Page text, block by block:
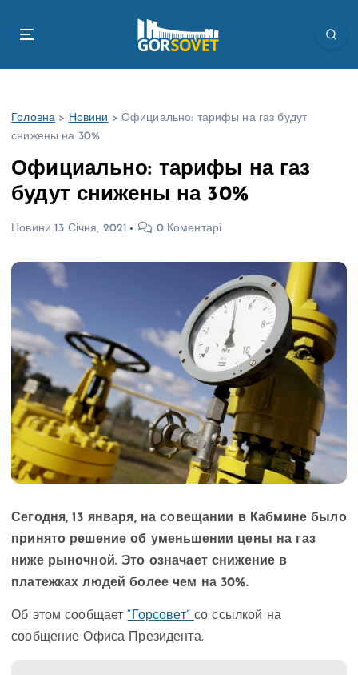
Головна > Новини > Официально: тарифы на газ будут
снижены на 30%
Официально: тарифы на газ
будут снижены на 30%
Новини 13 Січня, 2021 0 Коментарі
Сегодня, 13 января, на совещании в Кабмине было
принято решение об уменьшении цены на газ
ниже рыночной. Это означает снижение в
платежках людей более чем на 30%.
Об этом сообщает“Горсовет”со ссылкой на
сообщение Офиса Президента.